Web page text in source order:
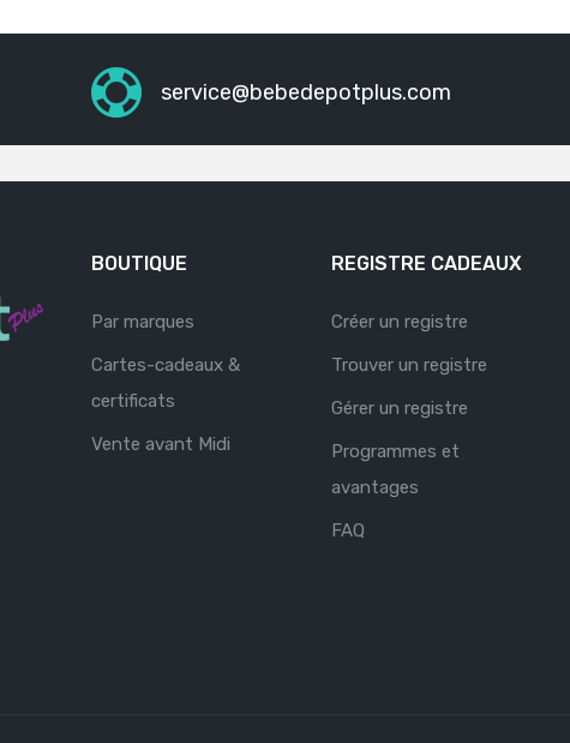
service@bebedepotplus.com
BOUTIQUE
Par marques
Cartes-cadeaux &
certificats
Vente avant Midi
REGISTRE CADEAUX
Créer un registre
Trouver un registre
Gérer un registre
Programmes et
avantages
FAQ